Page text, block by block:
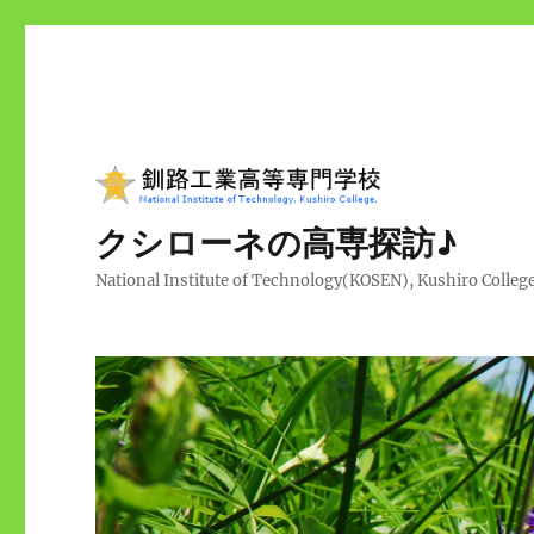
クシローネの高専探訪♪
National Institute of Technology(KOSEN), Kushiro